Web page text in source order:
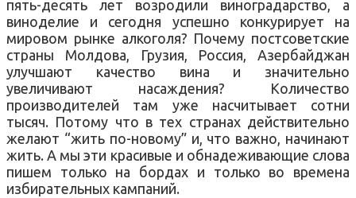
пять-десять лет возродили виноградарство, а
виноделие и сегодня успешно конкурирует на
мировом рынке алкоголя? Почему постсоветские
страны Молдова, Грузия, Россия, Азербайджан
улучшают качество вина и значительно
увеличивают насаждения? Количество
производителей там уже насчитывает сотни
тысяч. Потому что в тех странах действительно
желают “жить по-новому” и, что важно, начинают
жить. А мы эти красивые и обнадеживающие слова
пишем только на бордах и только во времена
избирательных кампаний.